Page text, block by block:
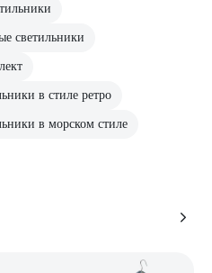
светильники
в стиле ретро
в морском стиле